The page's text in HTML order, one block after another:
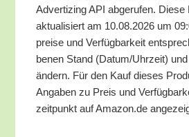
Adver­tiz­ing API abge­ru­fen.
aktua­li­siert am 10.08.2026 um
prei­se und Ver­füg­bar­keit
be­nen Stand (Datum/​Uhrzeit)
ändern. Für den Kauf die­ses
Anga­ben zu Preis und
zeit­punkt auf Amazon.de